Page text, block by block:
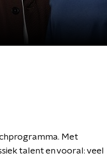
Met
talent en vooral: veel